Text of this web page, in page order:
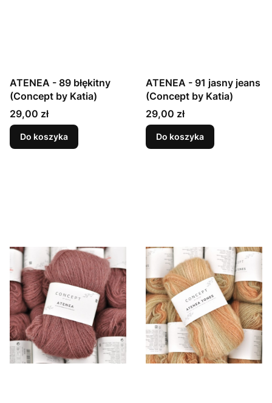
ATENEA - 89 błękitny
(Concept by Katia)
Cena
29,00 zł
Do koszyka
ATENEA - 91 jasny jeans
(Concept by Katia)
Cena
29,00 zł
Do koszyka